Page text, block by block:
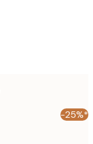
-25%*